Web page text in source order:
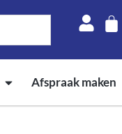
Afspraak maken